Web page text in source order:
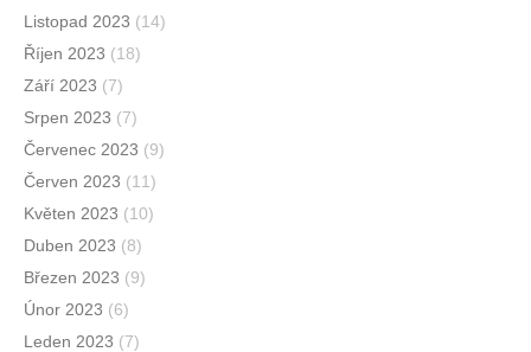
Listopad 2023 (14)
Říjen 2023 (18)
Září 2023 (7)
Srpen 2023 (7)
Červenec 2023 (9)
Červen 2023 (11)
Květen 2023 (10)
Duben 2023 (8)
Březen 2023 (9)
Únor 2023 (6)
Leden 2023 (7)